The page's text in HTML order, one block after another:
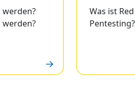
werden?
werden?
Was ist